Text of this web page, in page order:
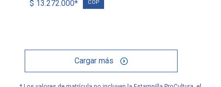
$ 13.272.000*
COP
Cargar más